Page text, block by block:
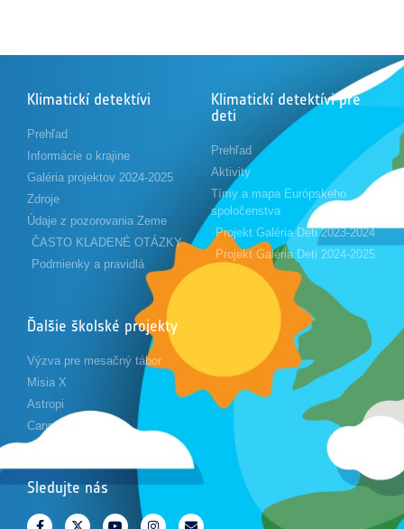
Klimatickí detektívi
Prehľad
Informácie o krajine
Galéria projektov 2024-2025
Zdroje
Údaje z pozorovania Zeme
ČASTO KLADENÉ OTÁZKY
Podmienky a pravidlá
Klimatickí detektívi pre
deti
Prehľad
Aktivity
Tímy a mapa Európskeho
spoločenstva
Projekt Galéria Deti 2023-2024
Projekt Galéria Deti 2024-2025
Ďalšie školské projekty
Výzva pre mesačný tábor
Misia X
Astropi
Cansat
Sledujte nás